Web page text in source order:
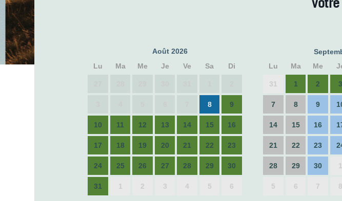
Août 2026
Lu
Ma Me Je Ve Sa Di
8 9
10 11 12 13 14 15 16
17 18 19 20 21 22 23
24 25 26 27 28 29 30
31 1 2 3 4 5 6
Lu
Ma Me
31 1 2 3
7 8 9
14 15 16
21 22 23
28 29 30 1
5 6 7 8